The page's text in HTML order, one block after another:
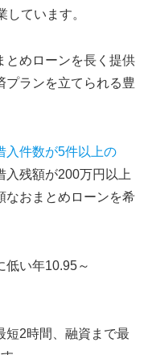
ています。
とめローンを長く提供
プランを立てられる豊
入件数が5件以上の
入残額が200万円以上
なおまとめローンを希
低い年10.95～
短2時間、融資まで最